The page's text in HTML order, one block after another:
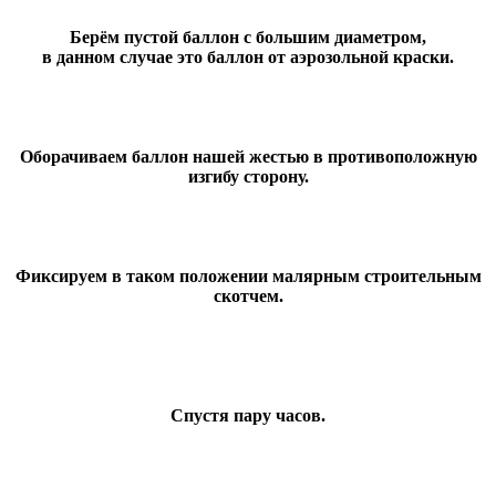
Берём пустой баллон с большим диаметром,
в данном случае это баллон от аэрозольной краски.
Оборачиваем баллон нашей жестью в противоположную
изгибу сторону.
Фиксируем в таком положении малярным строительным
скотчем.
Спустя пару часов.